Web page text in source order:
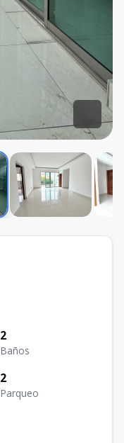
2
Baños
2
Parqueo